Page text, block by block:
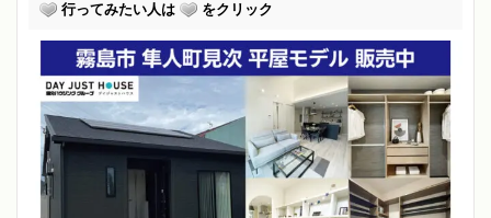
行ってみたい人は をクリック